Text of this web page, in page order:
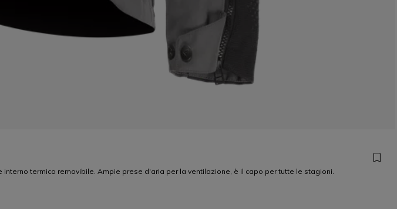
termico removibile. Ampie prese d'aria per la ventilazione, è il capo per tutte le stagioni.